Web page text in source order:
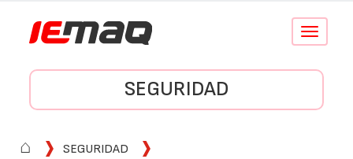
Conmutar
SEGURIDAD
⌂
SEGURIDAD